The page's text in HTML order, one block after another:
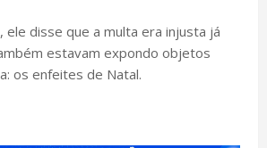
ele disse que a multa era injusta já
estavam expondo objetos
os enfeites de Natal.